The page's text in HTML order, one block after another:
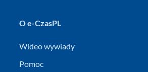
O e-CzasPL
Wideo wywiady
Pomoc